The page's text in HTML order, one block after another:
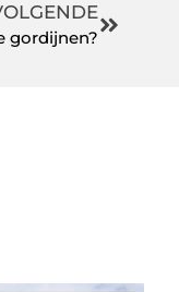
gordijnen?